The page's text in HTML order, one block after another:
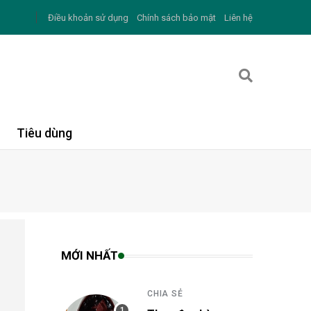
Điều khoản sử dụng Chính sách bảo mật Liên hệ
Tiêu dùng
MỚI NHẤT
CHIA SẺ